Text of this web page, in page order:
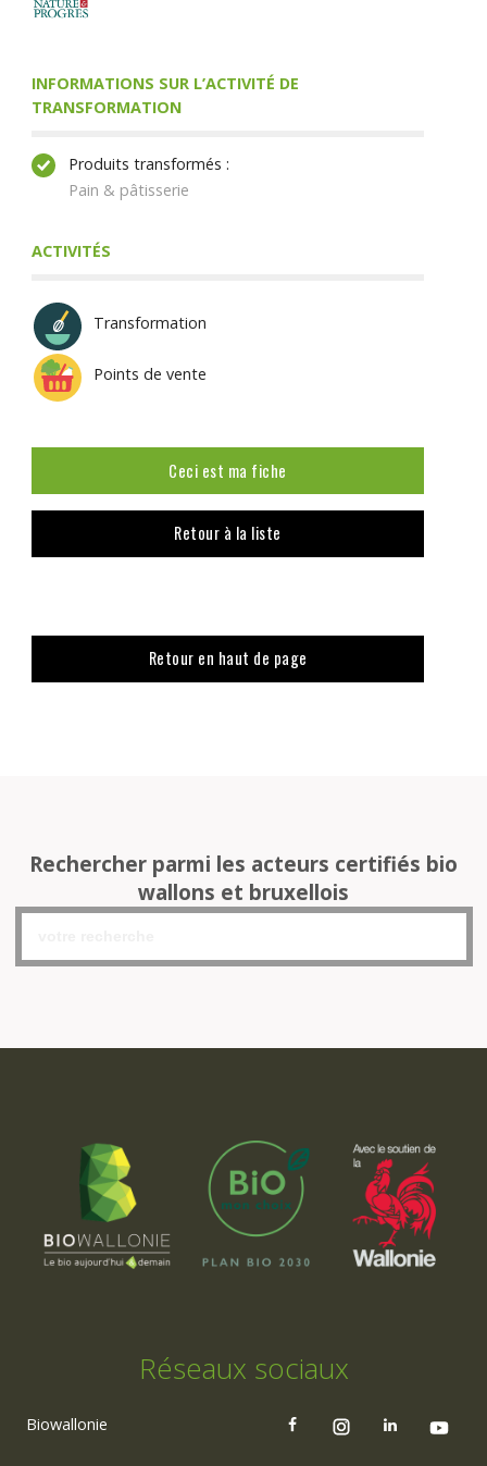
INFORMATIONS SUR L’ACTIVITÉ DE
TRANSFORMATION
Produits transformés :
Pain & pâtisserie
ACTIVITÉS
Transformation
Points de vente
Ceci est ma fiche
Retour à la liste
Retour en haut de page
Rechercher parmi les acteurs certifiés bio
wallons et bruxellois
Réseaux sociaux
Biowallonie